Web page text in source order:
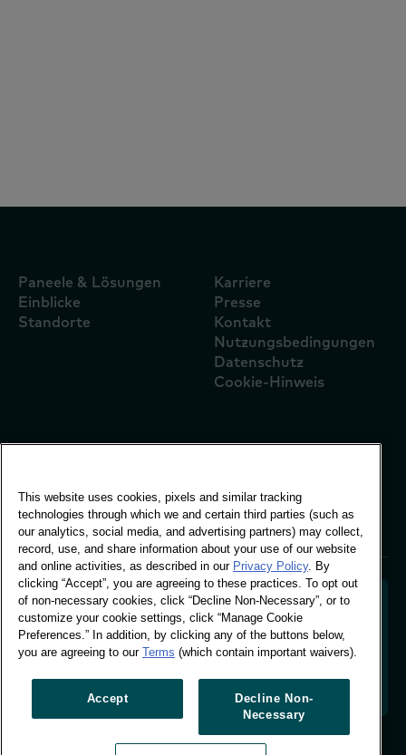
Paneele & Lösungen
Einblicke
Standorte
Karriere
Presse
Kontakt
Nutzungsbedingungen
Datenschutz
Cookie-Hinweis
Stamford St, London
London SE1 9LQ
T +44 (0)207 076 9000
Entschlüsselung des Käuferverhaltens zur Gestaltung
der Zukunft Ihrer Marke. Umwandlung von
datengestütztes Wachstum zu fördern.
Cookie-Einstellungen verwalten
This website uses cookies, pixels and similar tracking
technologies through which we and certain third parties (such as
our analytics, social media, and advertising partners) may collect,
record, use, and share information about your use of our website
and online activities, as described in our Privacy Policy. By
clicking “Accept”, you are agreeing to these practices. To opt out
of non-necessary cookies, click “Decline Non-Necessary”, or to
customize your cookie settings, click “Manage Cookie
Preferences.” In addition, by clicking any of the buttons below,
you are agreeing to our Terms (which contain important waivers).
Accept
Decline Non-
Necessary